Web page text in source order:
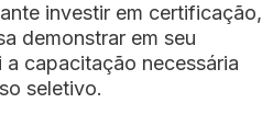
investir em certificação,
demonstrar em seu
capacitação necessária
seletivo.